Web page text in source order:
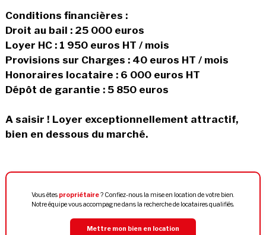
Conditions financières :
Droit au bail : 25 000 euros
Loyer HC : 1 950 euros HT / mois
Provisions sur Charges : 40 euros HT / mois
Honoraires locataire : 6 000 euros HT
Dépôt de garantie : 5 850 euros
A saisir ! Loyer exceptionnellement attractif,
bien en dessous du marché.
Vous êtes propriétaire? Confiez-nous la mise en location de votre bien.
Notre équipe vous accompagne dans la recherche de locataires qualifiés.
Mettre mon bien en location